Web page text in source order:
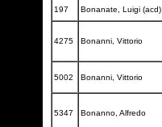
197
Bonanate, Luigi (acd)
4275 Bonanni, Vittorio
5002 Bonanni, Vittorio
5347 Bonanno, Alfredo